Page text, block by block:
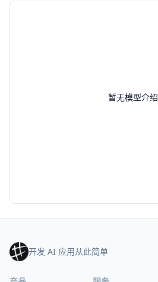
暂无模型介绍
开发 AI 应用从此简单